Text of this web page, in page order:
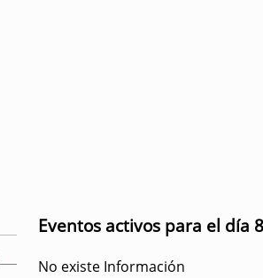
Eventos activos para el día
No existe Información